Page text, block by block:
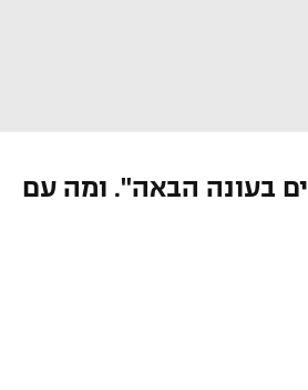
בעונה הבאה". ומה עם